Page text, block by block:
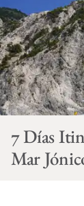
7 Días
Mar